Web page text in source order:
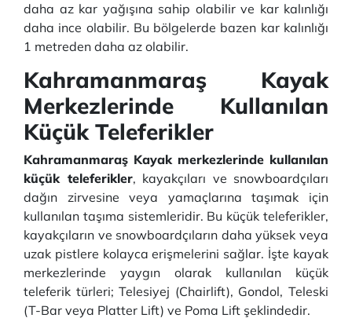
daha az kar yağışına sahip olabilir ve kar kalınlığı
daha ince olabilir. Bu bölgelerde bazen kar kalınlığı
1 metreden daha az olabilir.
Kahramanmaraş Kayak
Merkezlerinde Kullanılan
Küçük Teleferikler
Kahramanmaraş Kayak merkezlerinde kullanılan
küçük teleferikler, kayakçıları ve snowboardçıları
dağın zirvesine veya yamaçlarına taşımak için
kullanılan taşıma sistemleridir. Bu küçük teleferikler,
kayakçıların ve snowboardçıların daha yüksek veya
uzak pistlere kolayca erişmelerini sağlar. İşte kayak
merkezlerinde yaygın olarak kullanılan küçük
teleferik türleri; Telesiyej (Chairlift), Gondol, Teleski
(T-Bar veya Platter Lift) ve Poma Lift şeklindedir.